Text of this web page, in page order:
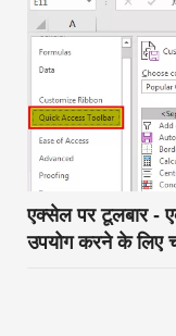
एक्सेल पर टूलबार -
उपयोग करने के लिए